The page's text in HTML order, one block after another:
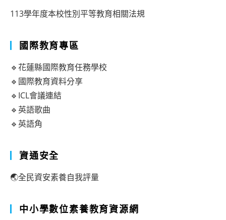
113學年度本校性別平等教育相關法規
國際教育專區
🔹花蓮縣國際教育任務學校
🔹國際教育資料分享
🔹ICL會議連結
🔹英語歌曲
🔹英語角
資通安全
🌏全民資安素養自我評量
中小學數位素養教育資源網